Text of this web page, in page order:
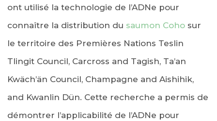
ont utilisé la technologie de l’ADNe pour
connaître la distribution du saumon Coho sur
le territoire des Premières Nations Teslin
Tlingit Council, Carcross and Tagish, Ta’an
Kwäch’än Council, Champagne and Aishihik,
and Kwanlin Dün. Cette recherche a permis de
démontrer l’applicabilité de l’ADNe pour